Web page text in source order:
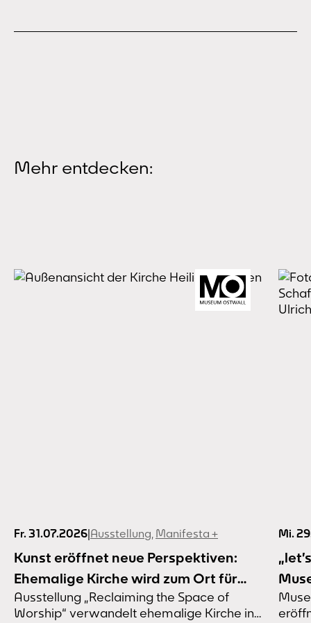
Mehr entdecken:
Fr. 31.07.2026|Ausstellung Manifesta +
Kunst eröffnet neue Perspektiven:
Ehemalige Kirche wird zum Ort für
Kunst und Gemeinschaft
Ausstellung „Reclaiming the Space of
Worship“ verwandelt ehemalige Kirche in
Mi.